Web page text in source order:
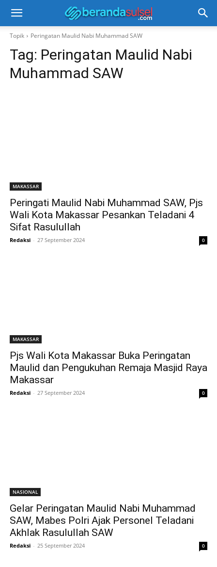
Topik Peringatan Maulid Nabi Muhammad SAW
Tag: Peringatan Maulid Nabi
Muhammad SAW
MAKASSAR
Peringati Maulid Nabi Muhammad SAW, Pjs
Wali Kota Makassar Pesankan Teladani 4
Sifat Rasulullah
Redaksi - 27 September 2024 0
MAKASSAR
Pjs Wali Kota Makassar Buka Peringatan
Maulid dan Pengukuhan Remaja Masjid Raya
Makassar
Redaksi - 27 September 2024 0
NASIONAL
Gelar Peringatan Maulid Nabi Muhammad
SAW, Mabes Polri Ajak Personel Teladani
Akhlak Rasulullah SAW
Redaksi - 25 September 2024 0